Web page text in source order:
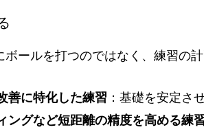
ールを打つのではなく、練習の計
善に特化した練習 ：基礎を安定さ
ングなど短距離の精度を高める練